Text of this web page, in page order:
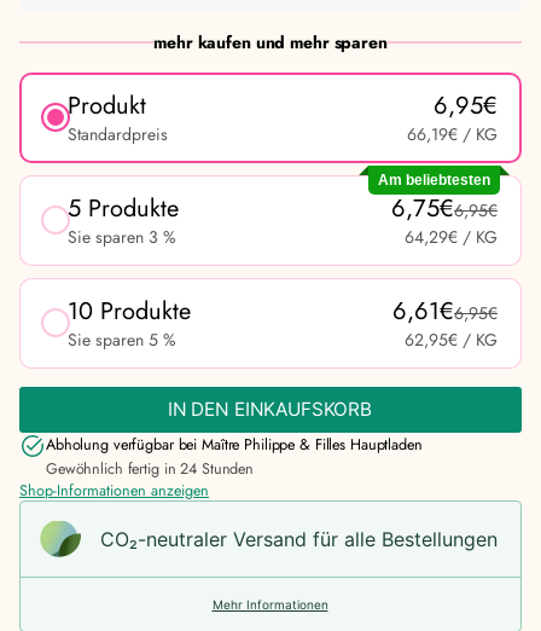
mehr kaufen und mehr sparen
Produkt
Standardpreis
6,95€
66,19€ / KG
Am beliebtesten
5 Produkte
Sie sparen 3 %
6,75€6,95€
64,29€ / KG
10 Produkte
Sie sparen 5 %
6,61€6,95€
62,95€ / KG
IN DEN EINKAUFSKORB
Abholung verfügbar beiMaître Philippe & Filles Hauptladen
Gewöhnlich fertig in 24 Stunden
Shop-Informationen anzeigen
CO₂-neu­t­raler Versand für alle Bestellungen
Mehr Informationen